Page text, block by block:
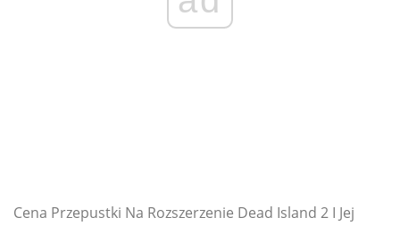
Cena Przepustki Na Rozszerzenie Dead Island 2 I Jej